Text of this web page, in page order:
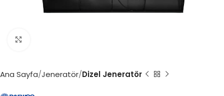
Ana Sayfa Jeneratör Dizel Jeneratör